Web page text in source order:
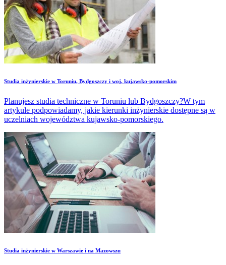
Studia inżynierskie w Toruniu, Bydgoszczy i woj. kujawsko-pomorskim
Planujesz studia techniczne w Toruniu lub Bydgoszczy?W tym
artykule podpowiadamy, jakie kierunki inżynierskie dostępne są w
uczelniach województwa kujawsko-pomorskiego.
Studia inżynierskie w Warszawie i na Mazowszu